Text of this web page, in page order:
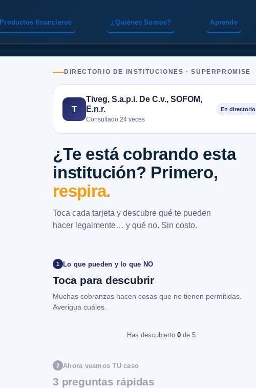
Productos financieros ¿Quiénes Somos? Aprende
DIRECTORIO DE INSTITUCIONES · SUPERPROMISE
T
Tiveg, S.a.p.i. De C.v., SOFOM,
E.n.r.
Consultado 24 veces
En directorio
¿Te está cobrando esta
institución? Primero,
respira.
Toca cada tarjeta y descubre qué te pueden
hacer legalmente… y qué no. Sin costo.
1 Lo que pueden y lo que NO
Toca para descubrir
Muchas cobranzas hacen cosas que no tienen permitidas.
Averigua cuáles.
Has descubierto 0 de 5
2 Ahora veamos TU caso
3 preguntas rápidas